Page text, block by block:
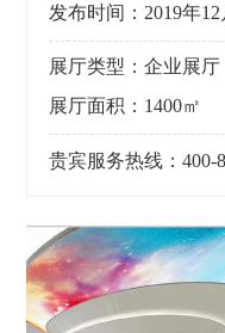
发布时间：2019年12
展厅类型：企业展厅
展厅面积：1400㎡
贵宾服务热线：400-